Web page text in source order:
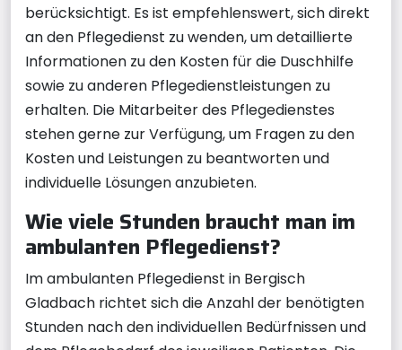
berücksichtigt. Es ist empfehlenswert, sich direkt
an den Pflegedienst zu wenden, um detaillierte
Informationen zu den Kosten für die Duschhilfe
sowie zu anderen Pflegedienstleistungen zu
erhalten. Die Mitarbeiter des Pflegedienstes
stehen gerne zur Verfügung, um Fragen zu den
Kosten und Leistungen zu beantworten und
individuelle Lösungen anzubieten.
Wie viele Stunden braucht man im
ambulanten Pflegedienst?
Im ambulanten Pflegedienst in Bergisch
Gladbach richtet sich die Anzahl der benötigten
Stunden nach den individuellen Bedürfnissen und